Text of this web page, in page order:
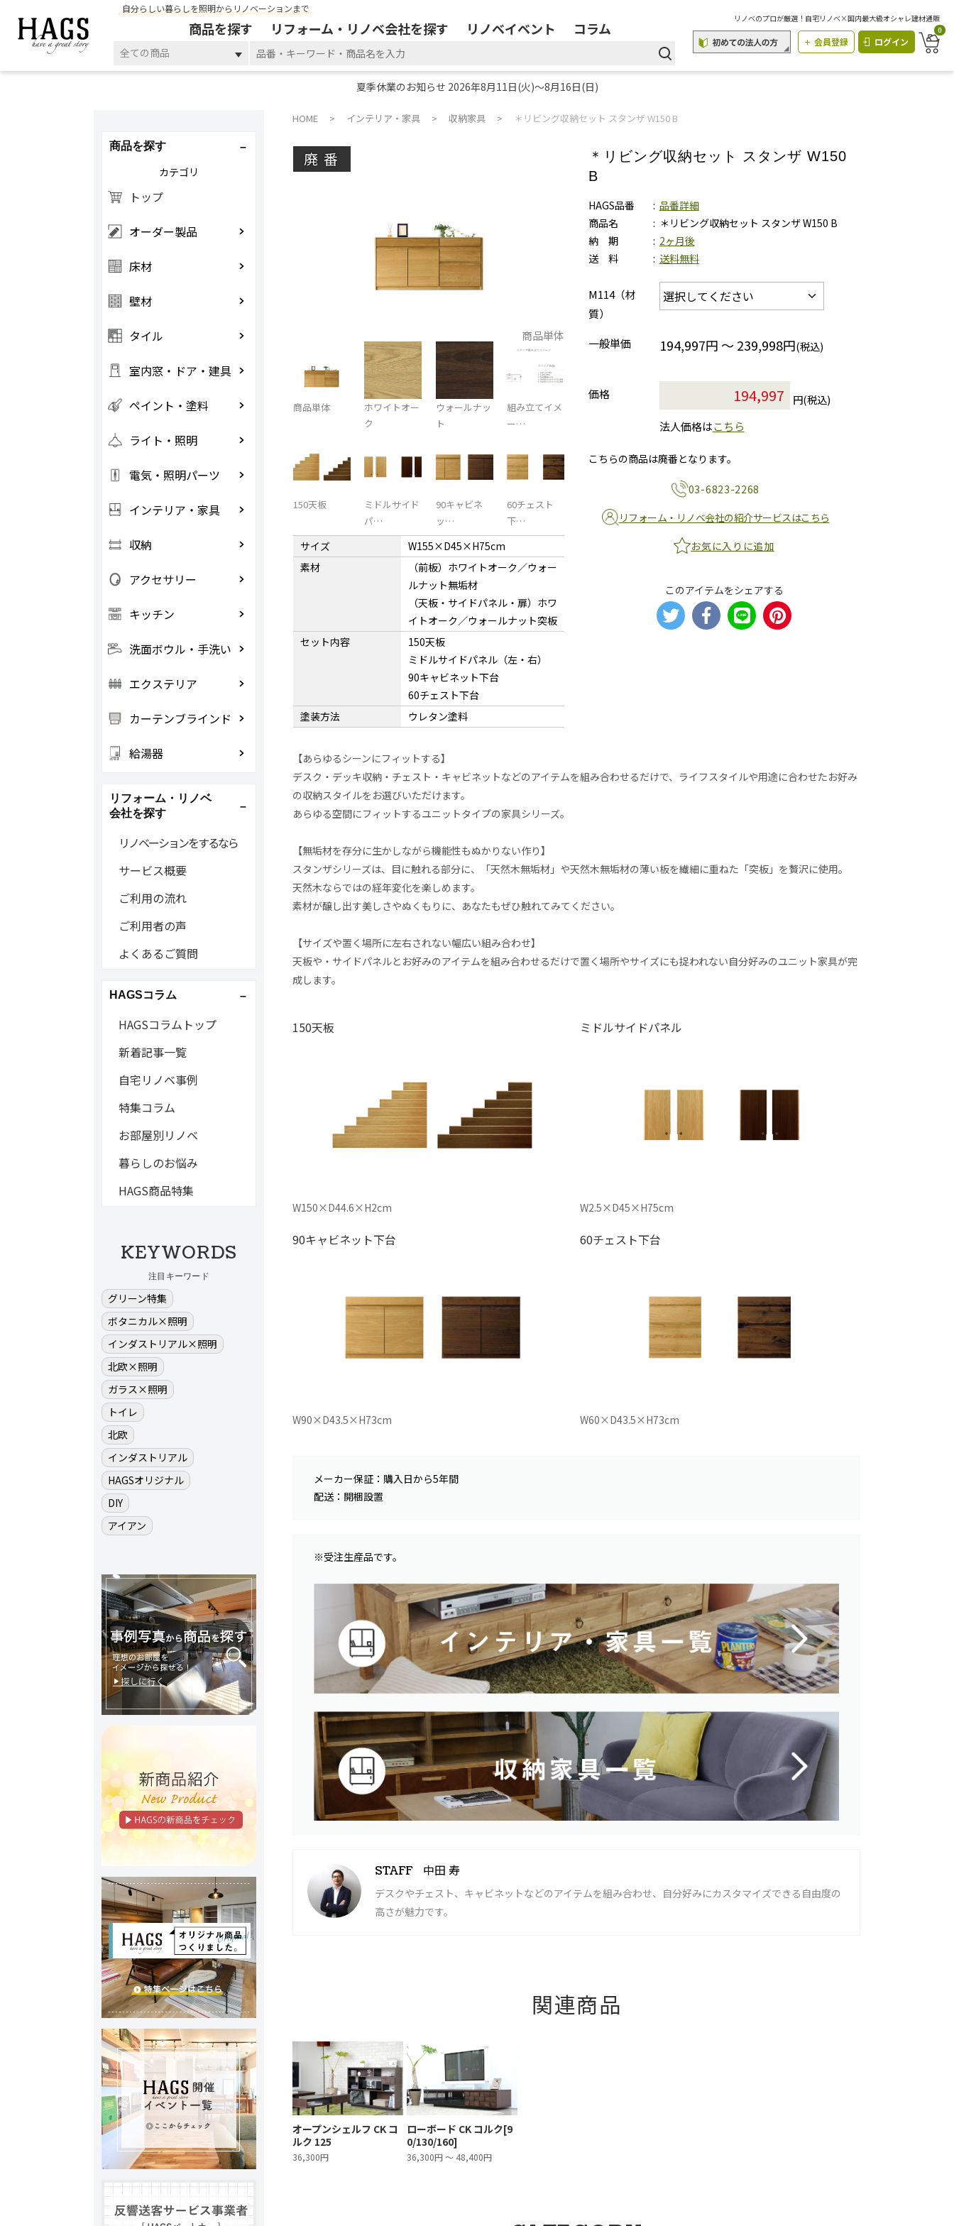
自分らしい暮らしを照明からリノベーションまで
商品を探す リフォーム・リノベ会社を探す リノベイベント コラム
全ての商品
リノベのプロが厳選！自宅リノベ×国内最大級オシャレ建材通販
会員登録 ログイン
0
夏季休業のお知らせ 2026年8月11日(火)～8月16日(日)
HOME インテリア・家具 収納家具 ＊リビング収納セット スタンザ W150 B
廃番
商品単体
商品単体
ホワイトオー
ク
ウォールナッ
ト
組み立てイメ
ー…
150天板
ミドルサイド
パ…
90キャビネ
ッ…
60チェスト
下…
サイズ
W155×D45×H75cm
素材
（前板）ホワイトオーク／ウォー
ルナット無垢材
（天板・サイドパネル・扉）ホワ
イトオーク／ウォールナット突板
セット内容
150天板
ミドルサイドパネル（左・右）
90キャビネット下台
60チェスト下台
塗装方法
ウレタン塗料
＊リビング収納セット スタンザ W150
B
HAGS品番
品番詳細
商品名
＊リビング収納セット スタンザ W150 B
納 期
2ヶ月後
送 料
送料無料
M114（材
質）
一般単価
194,997円 ～ 239,998円(税込)
価格
円(税込)
法人価格はこちら
こちらの商品は廃番となります。
03-6823-2268
リフォーム・リノベ会社の紹介サービスはこちら
お気に入りに追加
このアイテムをシェアする
【あらゆるシーンにフィットする】
デスク・デッキ収納・チェスト・キャビネットなどのアイテムを組み合わせるだけで、ライフスタイルや用途に合わせたお好み
の収納スタイルをお選びいただけます。
あらゆる空間にフィットするユニットタイプの家具シリーズ。
【無垢材を存分に生かしながら機能性もぬかりない作り】
スタンザシリーズは、目に触れる部分に、「天然木無垢材」や天然木無垢材の薄い板を繊細に重ねた「突板」を贅沢に使用。
天然木ならではの経年変化を楽しめます。
素材が醸し出す美しさやぬくもりに、あなたもぜひ触れてみてください。
【サイズや置く場所に左右されない幅広い組み合わせ】
天板や・サイドパネルとお好みのアイテムを組み合わせるだけで置く場所やサイズにも捉われない自分好みのユニット家具が完
成します。
150天板
W150×D44.6×H2cm
ミドルサイドパネル
W2.5×D45×H75cm
90キャビネット下台
W90×D43.5×H73cm
60チェスト下台
W60×D43.5×H73cm
メーカー保証：購入日から5年間
配送：開梱設置
※受注生産品です。
STAFF 中田 寿
デスクやチェスト、キャビネットなどのアイテムを組み合わせ、自分好みにカスタマイズできる自由度の
高さが魅力です。
関連商品
オープンシェルフ CK コ
ルク 125
36,300円
ローボード CK コルク[9
0/130/160]
36,300円 ～ 48,400円
商品を探す
カテゴリ
トップ
オーダー製品
床材
壁材
タイル
室内窓・ドア・建具
ペイント・塗料
ライト・照明
電気・照明パーツ
インテリア・家具
収納
アクセサリー
キッチン
洗面ボウル・手洗い
エクステリア
カーテンブラインド
給湯器
リフォーム・リノベ
会社を探す
リノベーションをするなら
サービス概要
ご利用の流れ
ご利用者の声
よくあるご質問
HAGSコラム
HAGSコラムトップ
新着記事一覧
自宅リノベ事例
特集コラム
お部屋別リノベ
暮らしのお悩み
HAGS商品特集
KEYWORDS
注目キーワード
グリーン特集
ボタニカル×照明
インダストリアル×照明
北欧×照明
ガラス×照明
トイレ
北欧
インダストリアル
HAGSオリジナル
DIY
アイアン